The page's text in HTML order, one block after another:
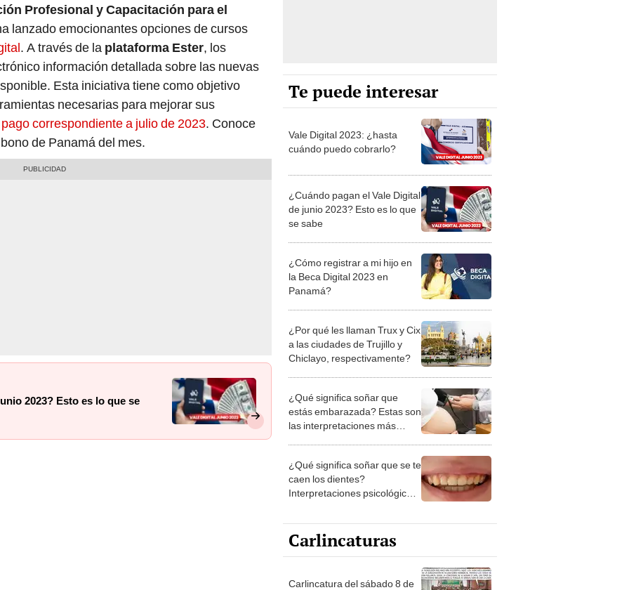
Profesional y Capacitación para el
lanzado emocionantes opciones de cursos
. A través de la plataforma Ester, los
información detallada sobre las nuevas
Esta iniciativa tiene como objetivo
necesarias para mejorar sus
correspondiente a julio de 2023. Conoce
de Panamá del mes.
2023? Esto es lo que se
Te puede interesar
Vale Digital 2023: ¿hasta
cuándo puedo cobrarlo?
¿Cuándo pagan el Vale Digital
de junio 2023? Esto es lo que
se sabe
¿Cómo registrar a mi hijo en
la Beca Digital 2023 en
Panamá?
¿Por qué les llaman Trux y Cix
a las ciudades de Trujillo y
Chiclayo, respectivamente?
¿Qué significa soñar que
estás embarazada? Estas son
las interpretaciones más
¿Qué significa soñar que se te
caen los dientes?
Interpretaciones psicológicas
Carlincaturas
Carlincatura del sábado 8 de